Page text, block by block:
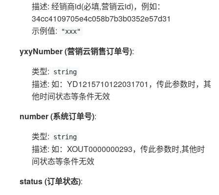
描述: 经销商id(必填,营销云id)，例如：
34cc4109705e4c058b7b3b0352e57d31
示例值:
"xxx"
yxyNumber (营销云销售订单号):
类型:
string
描述: 如：YD1215710122031701，传此参数时，其
他时间状态等条件无效
number (系统订单号):
类型:
string
描述: 如：XOUT0000000293，传此参数时,其他时
间状态等条件无效
status (订单状态):